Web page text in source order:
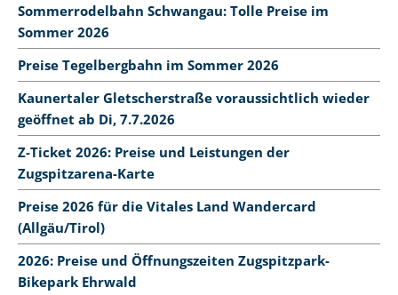
Sommerrodelbahn Schwangau: Tolle Preise im
Sommer 2026
Preise Tegelbergbahn im Sommer 2026
Kaunertaler Gletscherstraße voraussichtlich wieder
geöffnet ab Di, 7.7.2026
Z-Ticket 2026: Preise und Leistungen der
Zugspitzarena-Karte
Preise 2026 für die Vitales Land Wandercard
(Allgäu/Tirol)
2026: Preise und Öffnungszeiten Zugspitzpark-
Bikepark Ehrwald